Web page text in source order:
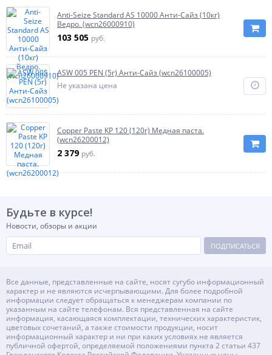
Anti-Seize Standard AS 10000 Анти-Сайз (10кг)
Ведро. (wcn26000910)
103 505 руб.
ASW 005 PEN (5г) Анти-Сайз (wcn26100005)
Не указана цена
Copper Paste KP 120 (120г) Медная паста.
(wcn26200012)
2 379 руб.
Будьте в курсе!
Новости, обзоры и акции
ПОДПИСАТЬСЯ
Все данные, представленные на сайте, носят сугубо информационный
характер и не являются исчерпывающими. Для более подробной
информации следует обращаться к менеджерам компании по
указанным на сайте телефонам. Вся представленная на сайте
информация, касающаяся комплектации, технических характеристик,
цветовых сочетаний, а также стоимости продукции, носит
информационный характер и ни при каких условиях не является
публичной офертой, определяемой положениями пункта 2 статьи 437